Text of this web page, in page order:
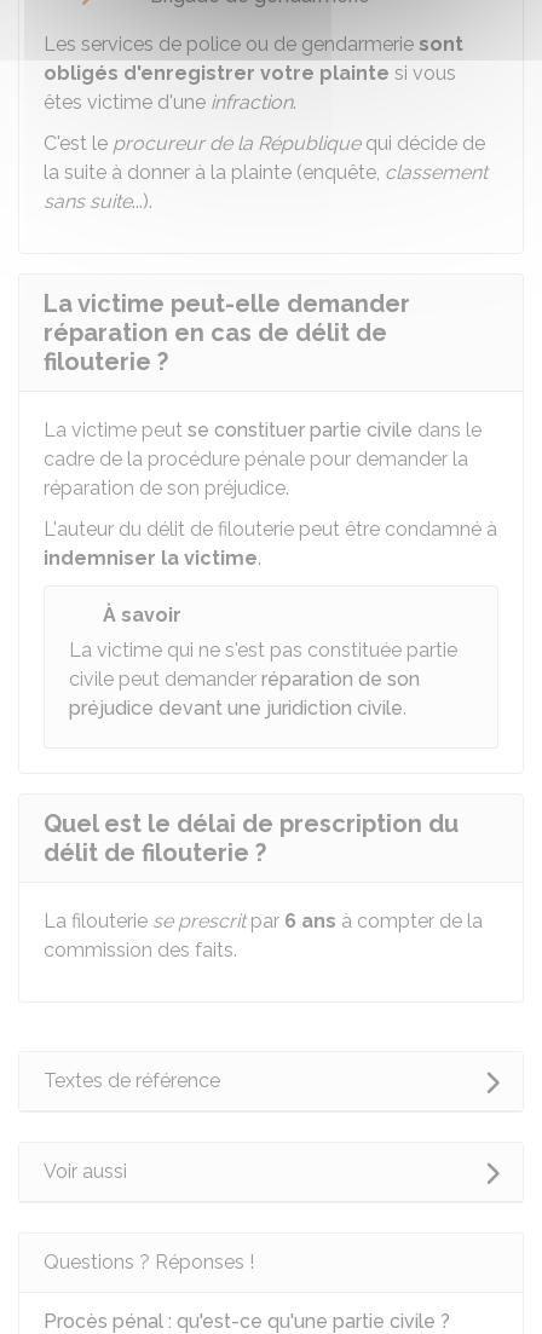
Les services de police ou de gendarmerie sont
obligés d'enregistrer votre plainte si vous
êtes victime d'une infraction.
C'est le procureur de la Républiquequi décide de
la suite à donner à la plainte (enquête, classement
sans suite...).
La victime peut-elle demander
réparation en cas de délit de
filouterie ?
La victime peut se constituer partie civile dans le
cadre de la procédure pénale pour demander la
réparation de son préjudice.
L'auteur du délit de filouterie peut être condamné à
indemniser la victime.
À savoir
La victime qui ne s'est pas constituée partie
civile peut demander réparation de son
préjudice devant une juridiction civile.
Quel est le délai de prescription du
délit de filouterie ?
La filouterie se prescritpar 6 ans à compter de la
commission des faits.
Textes de référence
Voir aussi
Questions ? Réponses !
Procès pénal : qu'est-ce qu'une partie civile ?